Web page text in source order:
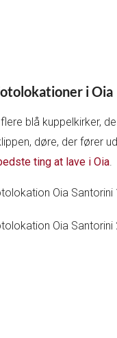
i Oia
blå kuppelkirker,
døre, der fører
ting at lave i Oia.